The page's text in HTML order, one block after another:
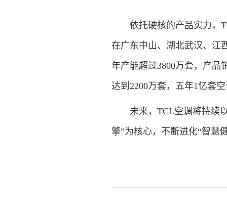
依托硬核的产品实力，
在广东中山、湖北武汉、江
年产能超过3800万套，产品
达到2200万套，五年1亿套
未来，TCL空调将持续以
擎”为核心，不断进化“智慧